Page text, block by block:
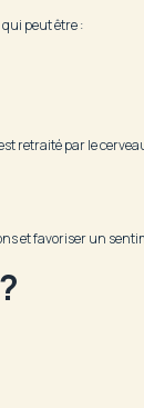
peut être :
retraité par le
et favoriser un